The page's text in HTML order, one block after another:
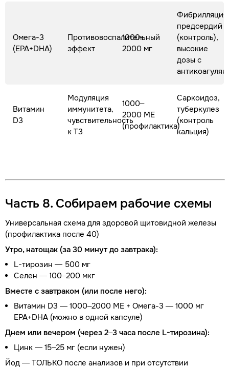
Омега-3
(EPA+DHA)
Противовоспалительный
эффект
1000–
2000 мг
Фибрилляция
предсердий
(контроль),
высокие
дозы с
Витамин
D3
Модуляция
иммунитета,
чувствительность
к Т3
1000–
2000 МЕ
(профилактика)
Саркоидоз,
туберкулез
(контроль
кальция)
Часть 8. Собираем рабочие схемы
Универсальная схема для здоровой щитовидной железы
(профилактика после 40)
Утро, натощак (за 30 минут до завтрака):
L-тирозин — 500 мг
Селен — 100–200 мкг
Вместе с завтраком (или после него):
Витамин D3 — 1000–2000 МЕ + Омега-3 — 1000 мг
EPA+DHA (можно в одной капсуле)
Днем или вечером (через 2–3 часа после L-тирозина):
Цинк — 15–25 мг (если нужен)
Йод — ТОЛЬКО после анализов и при отсутствии